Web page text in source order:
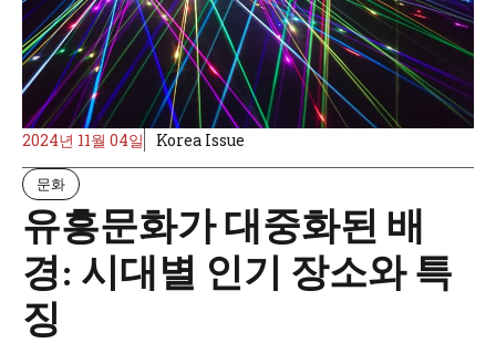
2024년 11월 04일 Korea Issue
문화
유흥문화가 대중화된 배
경: 시대별 인기 장소와 특
징